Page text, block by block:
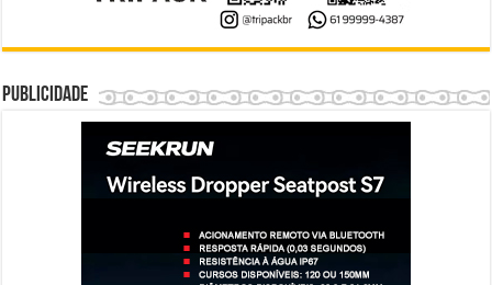
Publicidade